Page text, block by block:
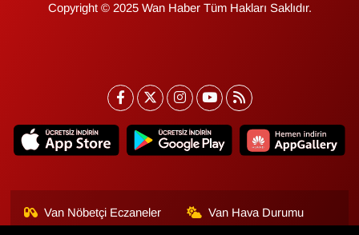
Copyright © 2025 Wan Haber Tüm Hakları Saklıdır.
Van Nöbetçi Eczaneler Van Hava Durumu